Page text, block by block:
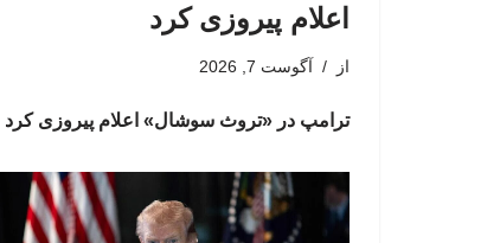
اعلام پیروزی کرد
از آگوست 7, 2026
ترامپ در «تروث سوشال» اعلام پیروزی کرد